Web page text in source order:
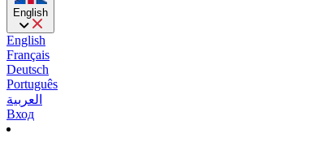
English
English
Français
Deutsch
Português
العربية
Вход